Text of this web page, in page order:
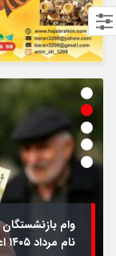
نام مرداد ۱۴۰۵ اعلام شد